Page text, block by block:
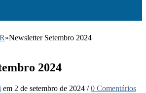
»Newsletter Setembro 2024
2024
em 2 de setembro de 2024 /0 Comentários